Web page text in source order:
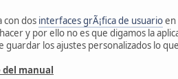
con dos interfaces grÃ¡fica de usuarioen
y por ello no es que digamos la
guardar los ajustes personalizados lo
del manual